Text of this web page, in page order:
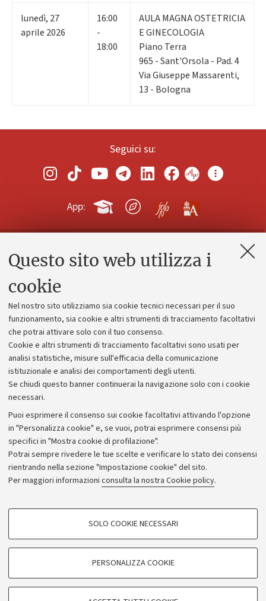
Questo sito web utilizza i
cookie
Nel nostro sito utilizziamo sia cookie tecnici necessari per il suo
funzionamento, sia cookie e altri strumenti di tracciamento facoltativi
che potrai attivare solo con il tuo consenso.
Cookie e altri strumenti di tracciamento facoltativi sono usati per
analisi statistiche, misure sull'efficacia della comunicazione
istituzionale e analisi dei comportamenti degli utenti.
Se chiudi questo banner continuerai la navigazione solo con i cookie
necessari.
Puoi esprimere il consenso sui cookie facoltativi attivando l'opzione
in "Personalizza cookie" e, se vuoi, potrai esprimere consensi più
specifici in "Mostra cookie di profilazione".
Potrai sempre rivedere le tue scelte e verificare lo stato dei consensi
rientrando nella sezione "Impostazione cookie" del sito.
Per maggiori informazioni consulta la nostra Cookie policy.
COOKIE DI PROFILAZIONE - FACOLTATIVI
SOLO COOKIE NECESSARI
PERSONALIZZA COOKIE
lunedì, 27
aprile 2026
16:00
-
18:00
AULA MAGNA OSTETRICIA
E GINECOLOGIA
Piano Terra
965 - Sant'Orsola - Pad. 4
Via Giuseppe Massarenti,
13 - Bologna
Seguici su:
App:
Contatti e PEC
Alumni community
Piano strategico
Bilanci
Donazioni e 5x1000
Merchandising - UniboStore
Bandi, gare e concorsi
Albo online
Amministrazione trasparente
Atti di notifica
Informazioni sul sito e accessibilità
Dichiarazione di accessibilità
Privacy e note legali
Impostazioni Cookie
©Copyright 2026 - ALMA MATER STUDIORUM - Università di